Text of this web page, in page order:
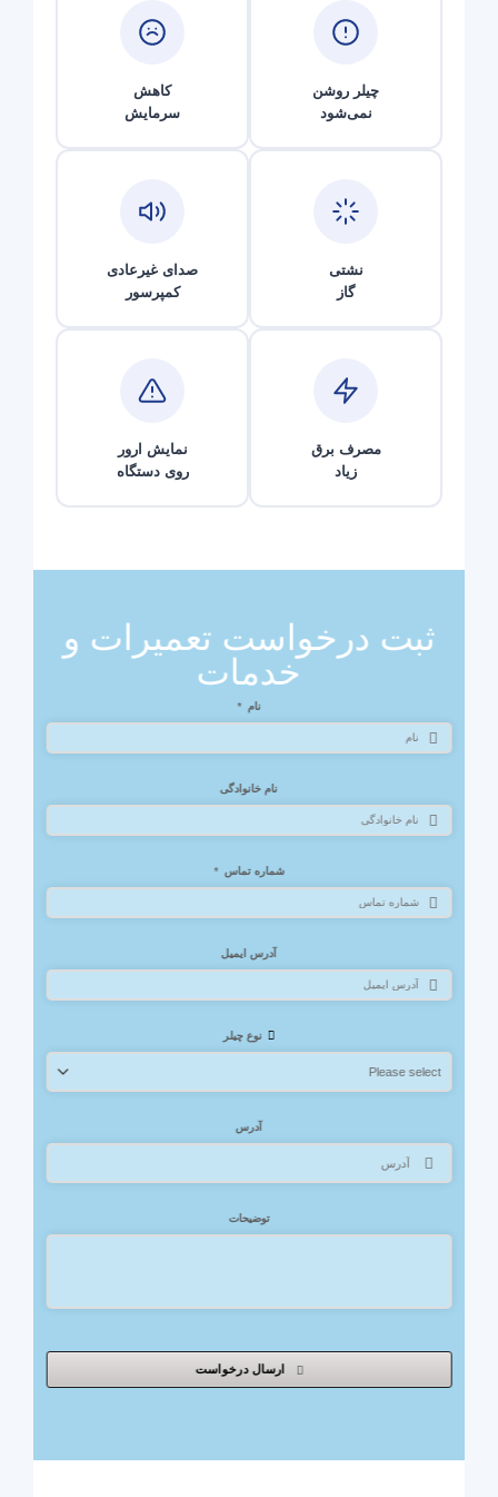
چیلر روشن
نمی‌شود
کاهش
سرمایش
نشتی
گاز
صدای غیرعادی
کمپرسور
مصرف برق
زیاد
نمایش ارور
روی دستگاه
ثبت درخواست تعمیرات و
خدمات
نام *
نام خانوادگی
شماره تماس *
آدرس ایمیل
نوع چیلر
آدرس
توضیحات
ارسال درخواست
be